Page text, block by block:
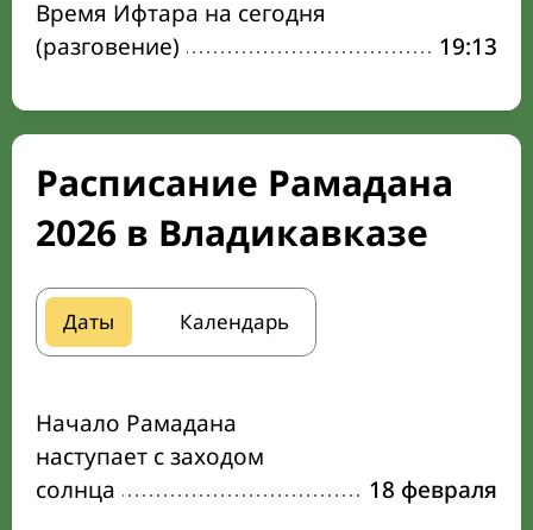
Время Ифтара на сегодня
(разговение)
19:13
Расписание Рамадана
2026 в Владикавказе
Даты Календарь
Начало Рамадана
наступает с заходом
солнца
18 февраля